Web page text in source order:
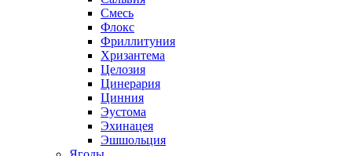
Смесь
Флокс
Фриллитуния
Хризантема
Целозия
Цинерария
Цинния
Эустома
Эхинацея
Эшшольция